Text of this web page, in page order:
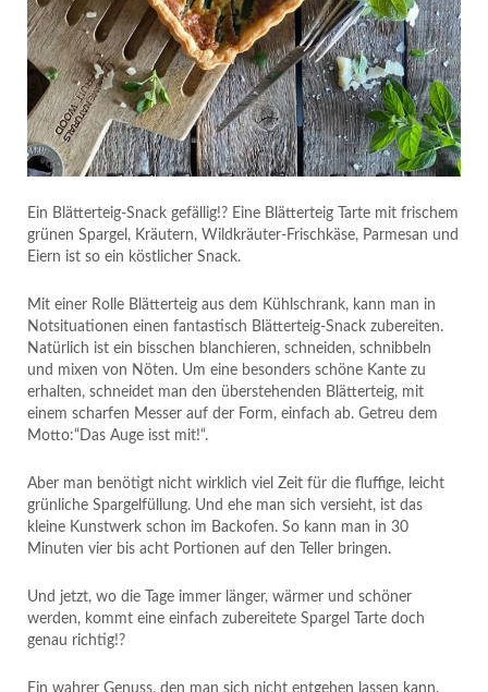
Ein Blätterteig-Snack gefällig!? Eine Blätterteig Tarte mit frischem
grünen Spargel, Kräutern, Wildkräuter-Frischkäse, Parmesan und
Eiern ist so ein köstlicher Snack.
Mit einer Rolle Blätterteig aus dem Kühlschrank, kann man in
Notsituationen einen fantastisch Blätterteig-Snack zubereiten.
Natürlich ist ein bisschen blanchieren, schneiden, schnibbeln
und mixen von Nöten. Um eine besonders schöne Kante zu
erhalten, schneidet man den überstehenden Blätterteig, mit
einem scharfen Messer auf der Form, einfach ab. Getreu dem
Motto:“Das Auge isst mit!“.
Aber man benötigt nicht wirklich viel Zeit für die fluffige, leicht
grünliche Spargelfüllung. Und ehe man sich versieht, ist das
kleine Kunstwerk schon im Backofen. So kann man in 30
Minuten vier bis acht Portionen auf den Teller bringen.
Und jetzt, wo die Tage immer länger, wärmer und schöner
werden, kommt eine einfach zubereitete Spargel Tarte doch
genau richtig!?
Ein wahrer Genuss, den man sich nicht entgehen lassen kann.